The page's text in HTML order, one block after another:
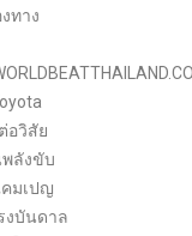
ทาง
อวิสัย
พลังขับ
มเปญ
งบันดาล